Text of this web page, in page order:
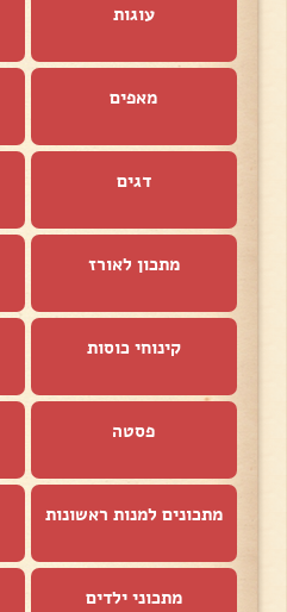
עוגות
מאפים
דגים
מתכון לאורז
קינוחי כוסות
פסטה
מתכונים למנות ראשונות
מתכוני ילדים